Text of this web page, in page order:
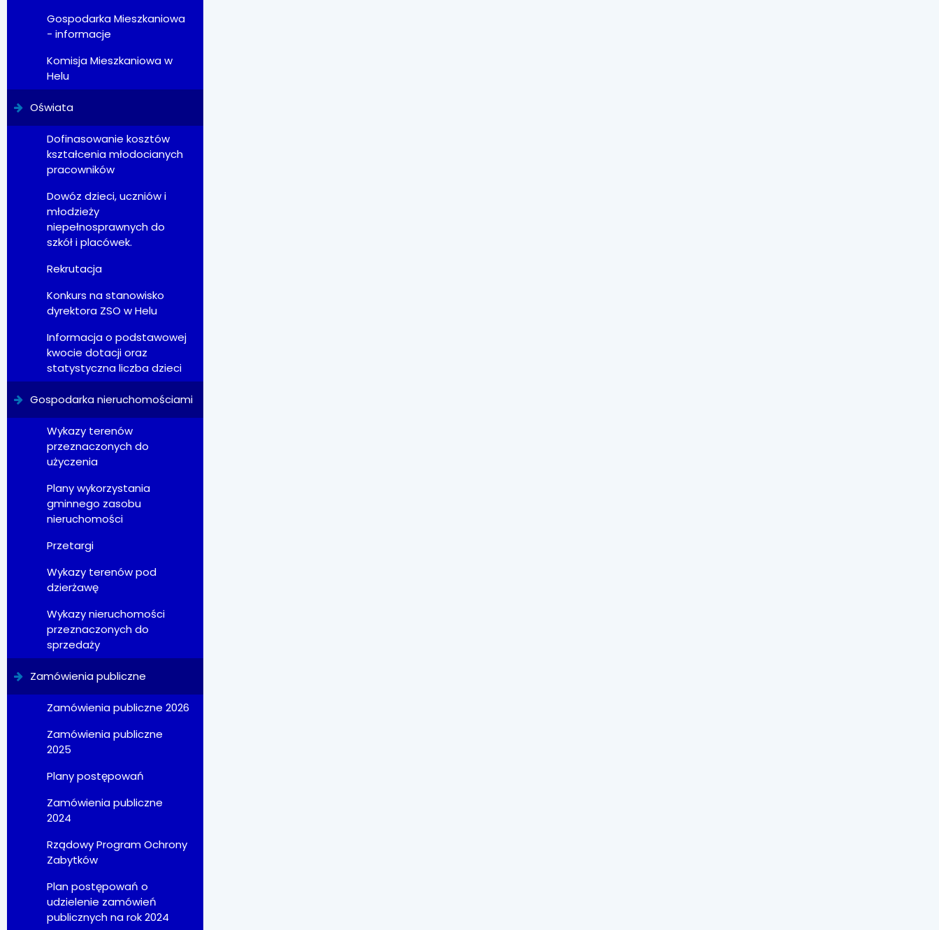
Gospodarka Mieszkaniowa
- informacje
Komisja Mieszkaniowa w
Helu
Oświata
Dofinasowanie kosztów
kształcenia młodocianych
pracowników
Dowóz dzieci, uczniów i
młodzieży
niepełnosprawnych do
szkół i placówek.
Rekrutacja
Konkurs na stanowisko
dyrektora ZSO w Helu
Informacja o podstawowej
kwocie dotacji oraz
statystyczna liczba dzieci
Gospodarka nieruchomościami
Wykazy terenów
przeznaczonych do
użyczenia
Plany wykorzystania
gminnego zasobu
nieruchomości
Przetargi
Wykazy terenów pod
dzierżawę
Wykazy nieruchomości
przeznaczonych do
sprzedaży
Zamówienia publiczne
Zamówienia publiczne 2026
Zamówienia publiczne
2025
Plany postępowań
Zamówienia publiczne
2024
Rządowy Program Ochrony
Zabytków
Plan postępowań o
udzielenie zamówień
publicznych na rok 2024